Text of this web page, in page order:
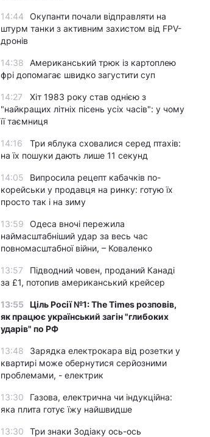
14:44
Окупанти почали відправляти на
штурм танки з активним захистом від FPV-
дронів
14:38
Американський трюк із картоплею
фрі допомагає швидко загустити суп
14:27
Хіт 1983 року став однією з
"найкращих літніх пісень усіх часів": у чому
її таємниця
14:16
Три яблука сховалися серед птахів:
на їх пошуки дають лише 11 секунд
14:05
Випросила рецепт кабачків по-
корейськи у продавця на ринку: готую їх
просто так і на зиму
13:59
Одеса вночі пережила
наймасштабніший удар за весь час
повномасштабної війни, – Коваленко
13:57
Підводний човен, проданий Канаді
за £1, потопив американський крейсер
13:55 Ціль Росії №1: The Times розповів,
як працює український загін "глибоких
ударів" по РФ
13:48
Зарядка електрокара від розетки у
квартирі може обернутися серйозними
проблемами, - електрик
13:30
Газова, електрична чи індукційна:
яка плита готує їжу найшвидше
13:30
Три знаки Зодіаку ось-ось